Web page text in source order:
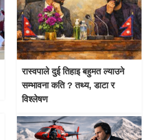
रास्वपाले दुई तिहाइ बहुमत ल्याउने
सम्भावना कति ? तथ्य, डाटा र
विश्लेषण